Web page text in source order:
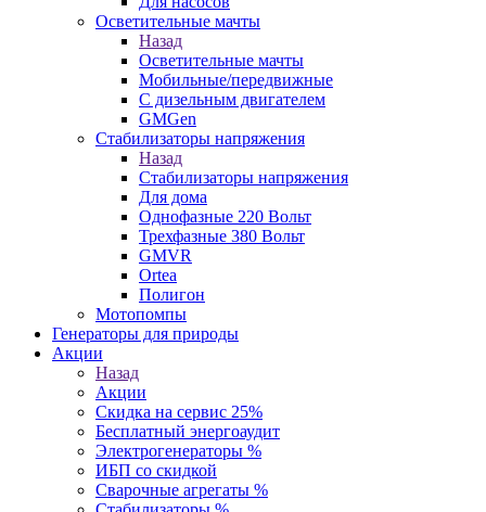
Осветительные мачты
Назад
Осветительные мачты
Мобильные/передвижные
С дизельным двигателем
GMGen
Стабилизаторы напряжения
Назад
Стабилизаторы напряжения
Для дома
Однофазные 220 Вольт
Трехфазные 380 Вольт
GMVR
Ortea
Полигон
Мотопомпы
Генераторы для природы
Акции
Назад
Акции
Скидка на сервис 25%
Бесплатный энергоаудит
Электрогенераторы %
ИБП со скидкой
Сварочные агрегаты %